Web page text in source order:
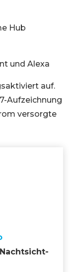
Hub
und Alexa
auf.
Aufzeichnung
versorgte